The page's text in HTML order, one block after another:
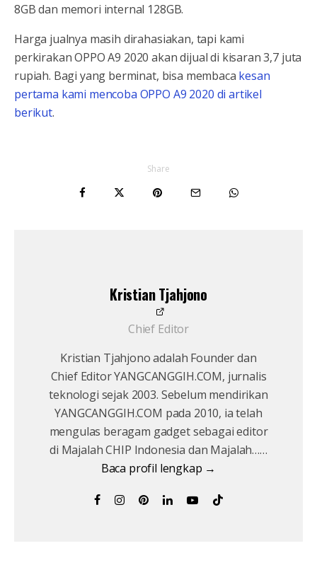
8GB dan memori internal 128GB.
Harga jualnya masih dirahasiakan, tapi kami
perkirakan OPPO A9 2020 akan dijual di kisaran 3,7 juta
rupiah. Bagi yang berminat, bisa membaca kesan
pertama kami mencoba OPPO A9 2020 di artikel
berikut.
Share
Kristian Tjahjono
Chief Editor
Kristian Tjahjono adalah Founder dan
Chief Editor YANGCANGGIH.COM, jurnalis
teknologi sejak 2003. Sebelum mendirikan
YANGCANGGIH.COM pada 2010, ia telah
mengulas beragam gadget sebagai editor
di Majalah CHIP Indonesia dan Majalah……
Baca profil lengkap →